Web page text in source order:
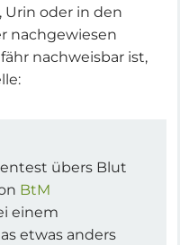
Urin oder in den
nachgewiesen
nachweisbar ist,
übers Blut
BtM
einem
etwas anders